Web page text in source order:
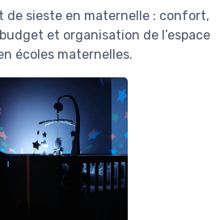
de sieste en maternelle : confort,
et organisation de l’espace
écoles maternelles.